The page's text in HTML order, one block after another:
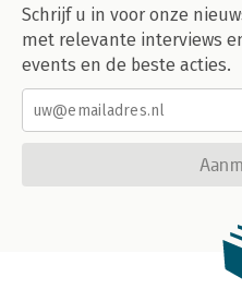
Schrijf u in voor onze
met relevante interviews
events en de beste acties.